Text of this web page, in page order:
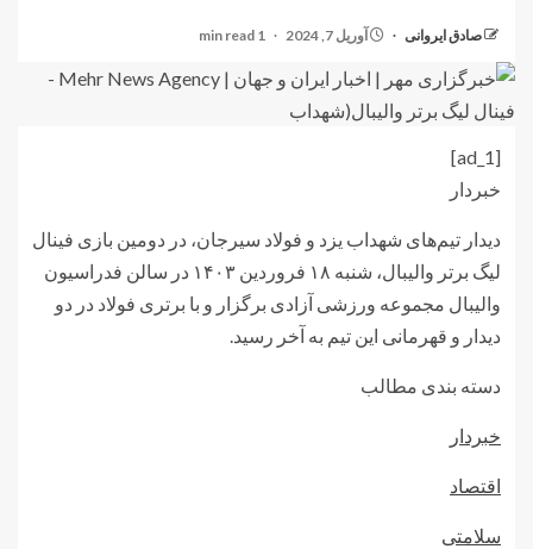
صادق ایروانی آوریل 7, 2024 1 min read
[ad_1]
خبردار
دیدار تیم‌های شهداب یزد و فولاد سیرجان، در دومین بازی فینال
لیگ برتر والیبال، شنبه ۱۸ فروردین ۱۴۰۳ در سالن فدراسیون
والیبال مجموعه ورزشی آزادی برگزار و با برتری فولاد در دو
دیدار و قهرمانی این تیم به آخر رسید.
دسته بندی مطالب
خبردار
اقتصاد
سلامتی